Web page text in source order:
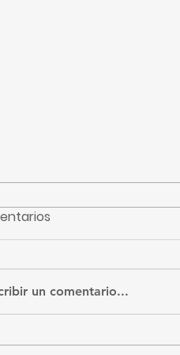
recibidos
un comentario...